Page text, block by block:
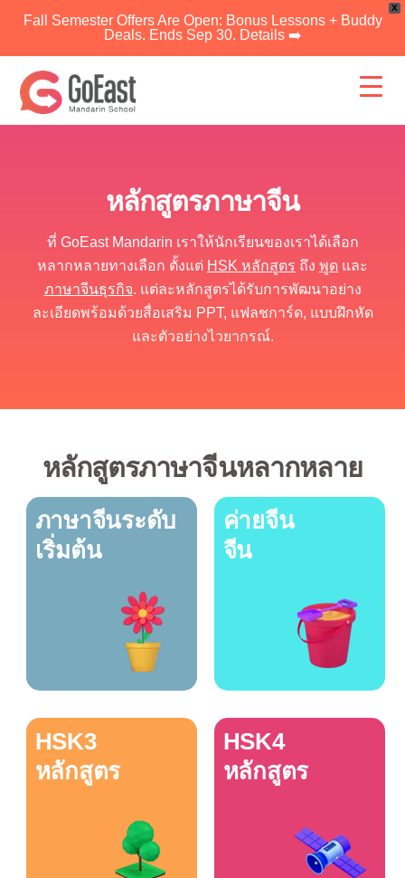
X
Fall Semester Offers Are Open: Bonus Lessons + Buddy
Deals. Ends Sep 30. Details ➡️
หลักสูตรภาษาจีน
ที่ GoEast Mandarin เราให้นักเรียนของเราได้เลือก
หลากหลายทางเลือก ตั้งแต่ HSK หลักสูตร ถึง พูด และ
ภาษาจีนธุรกิจ. แต่ละหลักสูตรได้รับการพัฒนาอย่าง
ละเอียดพร้อมด้วยสื่อเสริม PPT, แฟลชการ์ด, แบบฝึกหัด
และตัวอย่างไวยากรณ์.
หลักสูตรภาษาจีนหลากหลาย
ภาษาจีนระดับ
เริ่มต้น
ค่ายจีน
จีน
HSK3
หลักสูตร
HSK4
หลักสูตร